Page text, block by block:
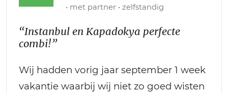
• met partner • zelfstandig
“Instanbul en Kapadokya perfecte
combi!”
Wij hadden vorig jaar september 1 week
vakantie waarbij wij niet zo goed wisten